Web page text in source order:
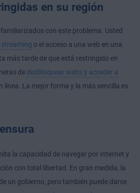
en su región
con este problema. Usted
streaming o el acceso a una web en una
más tarde de que está restringido en
de desbloquear webs y acceder a
línea. La mejor forma y la más sencilla es
la capacidad de navegar por Internet y
con total libertad. En gran medida, la
un gobierno, pero también puede darse